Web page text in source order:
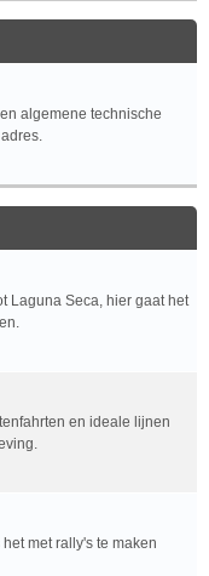
algemene technische
Laguna Seca, hier gaat het
en ideale lijnen
met rally's te maken